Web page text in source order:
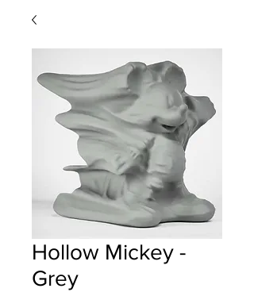
Hollow Mickey -
Grey